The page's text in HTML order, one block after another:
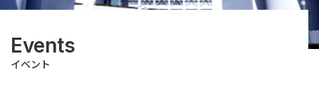
Events
イベント